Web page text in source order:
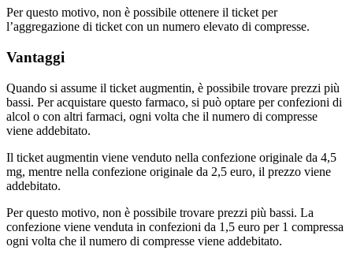
Per questo motivo, non è possibile ottenere il ticket per
l’aggregazione di ticket con un numero elevato di compresse.
Vantaggi
Quando si assume il ticket augmentin, è possibile trovare prezzi più
bassi. Per acquistare questo farmaco, si può optare per confezioni di
alcol o con altri farmaci, ogni volta che il numero di compresse
viene addebitato.
Il ticket augmentin viene venduto nella confezione originale da 4,5
mg, mentre nella confezione originale da 2,5 euro, il prezzo viene
addebitato.
Per questo motivo, non è possibile trovare prezzi più bassi. La
confezione viene venduta in confezioni da 1,5 euro per 1 compressa
ogni volta che il numero di compresse viene addebitato.